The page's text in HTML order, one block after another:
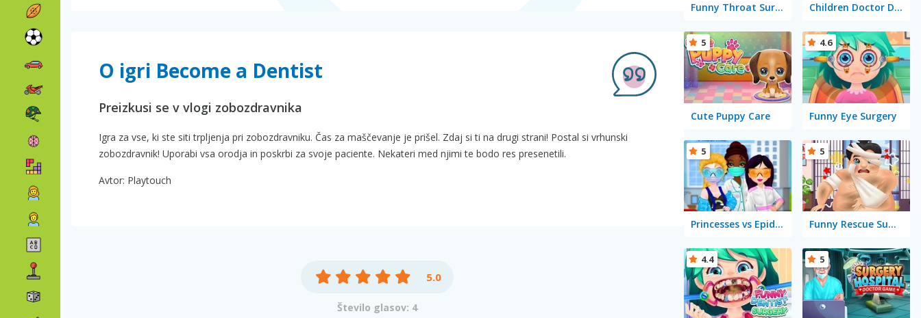
O igri Become a Dentist
Preizkusi se v vlogi zobozdravnika
Igra za vse, ki ste siti trpljenja pri zobozdravniku. Čas za maščevanje je prišel. Zdaj si ti na drugi strani! Postal si vrhunski
zobozdravnik! Uporabi vsa orodja in poskrbi za svoje paciente. Nekateri med njimi te bodo res presenetili.
Avtor: Playtouch
5.0
Število glasov: 4
Funny Throat Surgery Children Doctor Dentist 2
Cute Puppy Care
5
Funny Eye Surgery
4.6
Princesses vs Epidemic
5
Funny Rescue Sumo
5
4.4 5